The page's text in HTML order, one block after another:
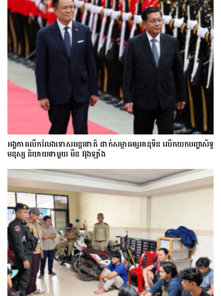
អង្គការលើកលែងទោសអន្តរជាតិ ដាក់សម្ពាធឲ្យអានុទីន លើកយកបញ្ហាសិទ្ធ
មនុស្ស និយាយជាមួយ មីន អ៊ុងឡាំង